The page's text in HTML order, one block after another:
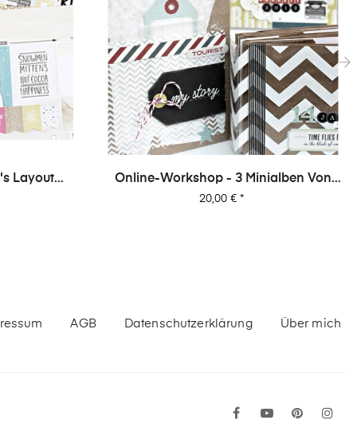
Layout
Online-Workshop - 3 Minialben Von
Dani
Preis
20,00 €*
AGB Datenschutzerklärung Über mich
FacebookYouTube